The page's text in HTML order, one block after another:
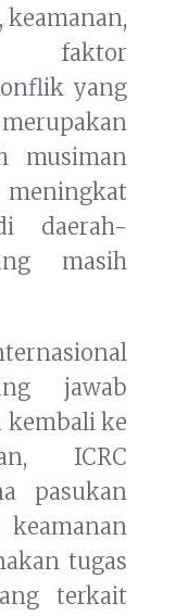
faktor
yang
musiman
daerah-
masih
jawab
kembali ke
ICRC
pasukan
tugas
terkait